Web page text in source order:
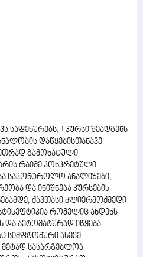
საფეხურებს, 1 კურსი შეადგენს
დაწყებისთანავე
გამოხატული
რაიმე კონკრეტული
საკონტროლო ანალიზები,
და ინიშნება კურსების
ქავთასი ძლიერმოქმედი
რომელიც ახდენს
და ავტომატურად იწყება
სიმფტომური ასევე
მეტად სასარგებლოა